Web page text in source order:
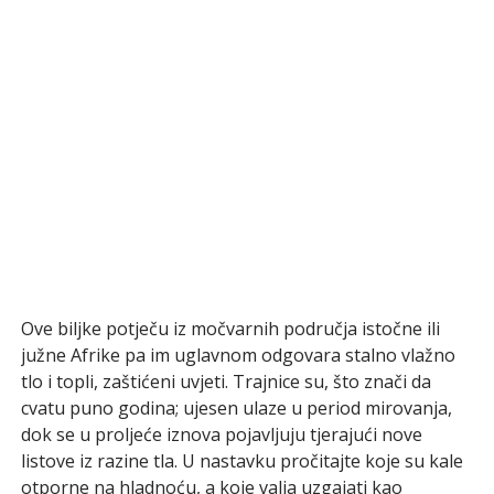
Ove biljke potječu iz močvarnih područja istočne ili
južne Afrike pa im uglavnom odgovara stalno vlažno
tlo i topli, zaštićeni uvjeti. Trajnice su, što znači da
cvatu puno godina; ujesen ulaze u period mirovanja,
dok se u proljeće iznova pojavljuju tjerajući nove
listove iz razine tla. U nastavku pročitajte koje su kale
otporne na hladnoću, a koje valja uzgajati kao